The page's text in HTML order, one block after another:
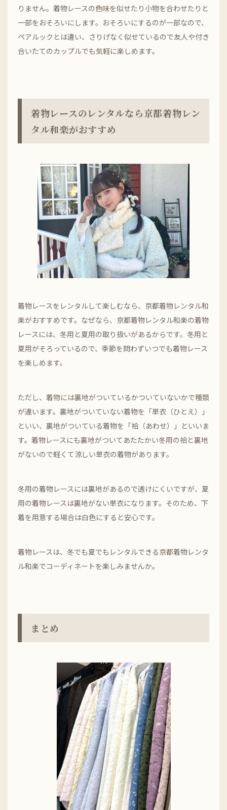
りません。着物レースの色味を似せたり小物を合わせたりと
一部をおそろいにします。おそろいにするのが一部なので、
ペアルックとは違い、さりげなく似せているので友人や付き
合いたてのカップルでも気軽に楽しめます。
着物レースのレンタルなら京都着物レン
タル和楽がおすすめ
着物レースをレンタルして楽しむなら、京都着物レンタル和
楽がおすすめです。なぜなら、京都着物レンタル和楽の着物
レースには、冬用と夏用の取り扱いがあるからです。冬用と
夏用がそろっているので、季節を問わずいつでも着物レース
を楽しめます。
ただし、着物には裏地がついているかついていないかで種類
が違います。裏地がついていない着物を「単衣（ひとえ）」
といい、裏地がついている着物を「袷（あわせ）」といいま
す。着物レースにも裏地がついてあたたかい冬用の袷と裏地
がないので軽くて涼しい単衣の着物があります。
冬用の着物レースには裏地があるので透けにくいですが、夏
用の着物レースは裏地がない単衣になります。そのため、下
着を用意する場合は白色にすると安心です。
着物レースは、冬でも夏でもレンタルできる京都着物レンタ
ル和楽でコーディネートを楽しみませんか。
まとめ